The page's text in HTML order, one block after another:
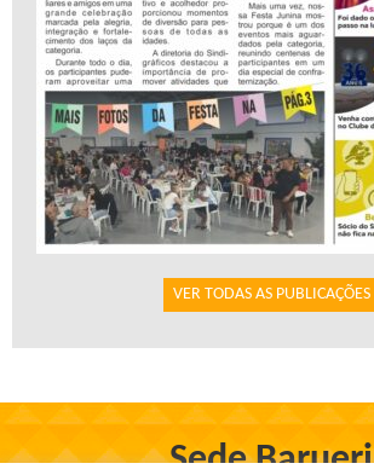
VER TODAS AS PUBLICAÇÕES
Sede Barueri